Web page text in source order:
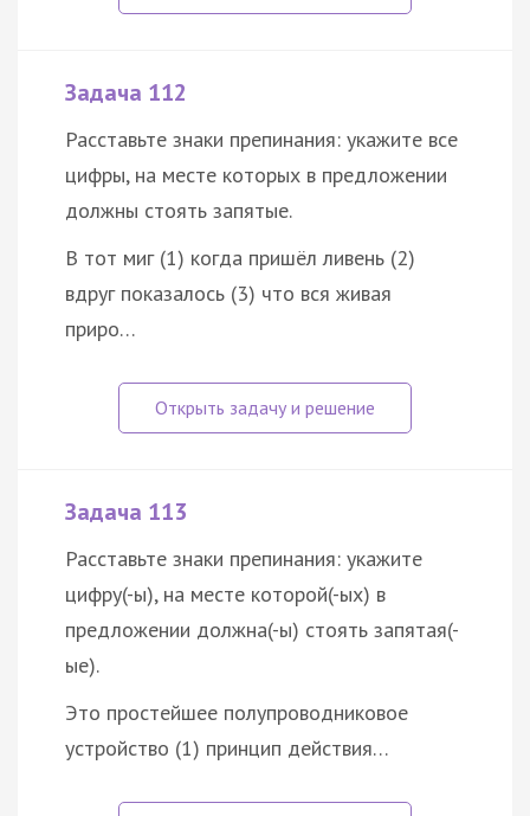
Задача 112
Расставьте знаки препинания: укажите все
цифры, на месте которых в предложении
должны стоять запятые.
В тот миг (1) когда пришёл ливень (2)
вдруг показалось (3) что вся живая
приро…
Задача 113
Расставьте знаки препинания: укажите
цифру(-ы), на месте которой(-ых) в
предложении должна(-ы) стоять запятая(-
ые).
Это простейшее полупроводниковое
устройство (1) принцип действия…